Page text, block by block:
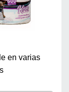
en varias